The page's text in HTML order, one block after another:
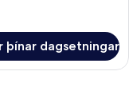
þínar dagsetningar